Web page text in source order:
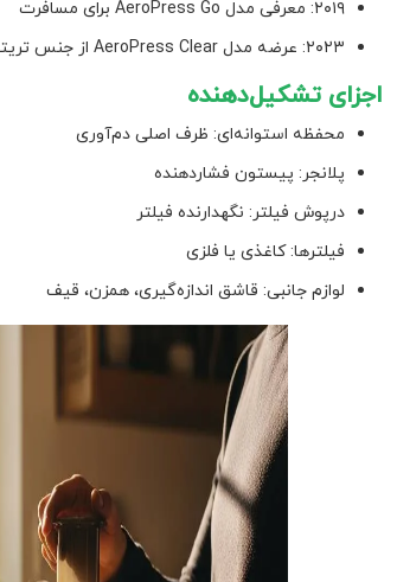
۲۰۱۹: معرفی مدل AeroPress Go برای مسافرت
۲۰۲۳: عرضه مدل AeroPress Clear از جنس تریتان
اجزای تشکیل‌دهنده
محفظه استوانه‌ای: ظرف اصلی دم‌آوری
پلانجر: پیستون فشاردهنده
درپوش فیلتر: نگهدارنده فیلتر
فیلترها: کاغذی یا فلزی
لوازم جانبی: قاشق اندازه‌گیری، همزن، قیف